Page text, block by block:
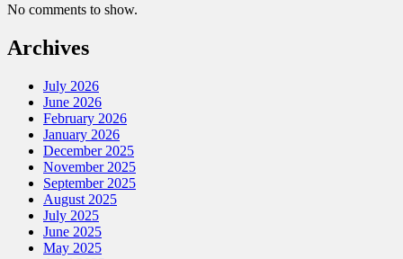
No comments to show.
Archives
July 2026
June 2026
February 2026
January 2026
December 2025
November 2025
September 2025
August 2025
July 2025
June 2025
May 2025